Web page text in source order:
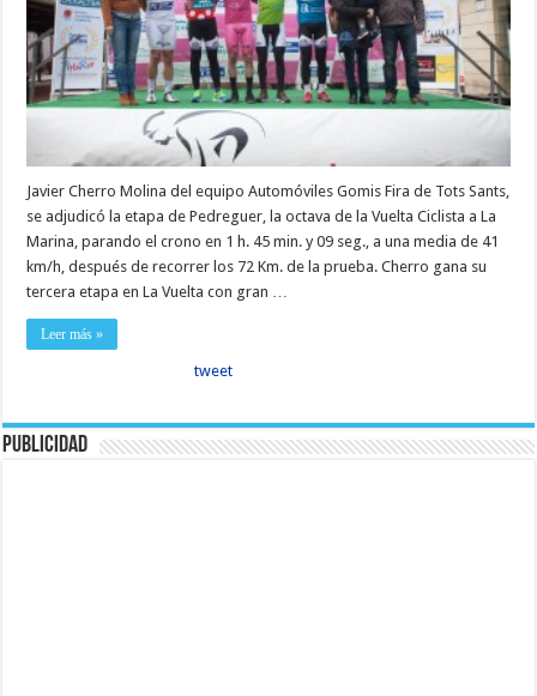
Javier Cherro Molina del equipo Automóviles Gomis Fira de Tots Sants,
se adjudicó la etapa de Pedreguer, la octava de la Vuelta Ciclista a La
Marina, parando el crono en 1 h. 45 min. y 09 seg., a una media de 41
km/h, después de recorrer los 72 Km. de la prueba. Cherro gana su
tercera etapa en La Vuelta con gran …
Leer más »
tweet
Publicidad